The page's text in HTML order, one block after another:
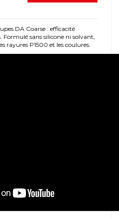
DA Coarse : efficacité
sans silicone ni solvant,
rayures P1500 et les coulures.